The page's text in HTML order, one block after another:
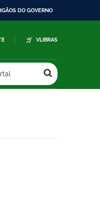
DO GOVERNO
VLIBRAS